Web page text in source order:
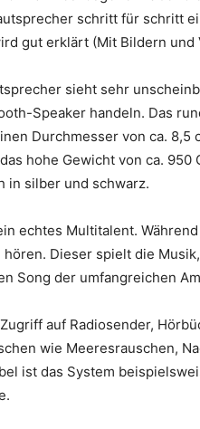
schritt für schritt
gut erklärt (Mit Bildern und
sieht sehr
Speaker handeln. Das
Durchmesser von ca. 8,5
hohe Gewicht von ca.
in silber und schwarz.
echtes Multitalent.
hören. Dieser spielt die
Song der umfangreichen
auf Radiosender,
wie Meeresrauschen,
ist das System